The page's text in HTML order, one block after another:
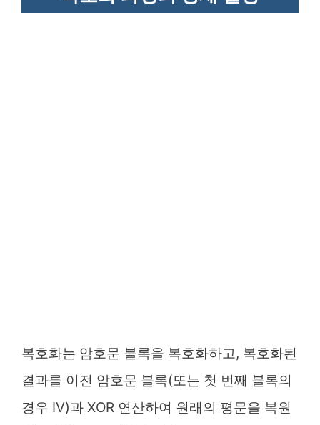
복호화는 암호문 블록을 복호화하고, 복호화된
결과를 이전 암호문 블록(또는 첫 번째 블록의
경우 IV)과 XOR 연산하여 원래의 평문을 복원